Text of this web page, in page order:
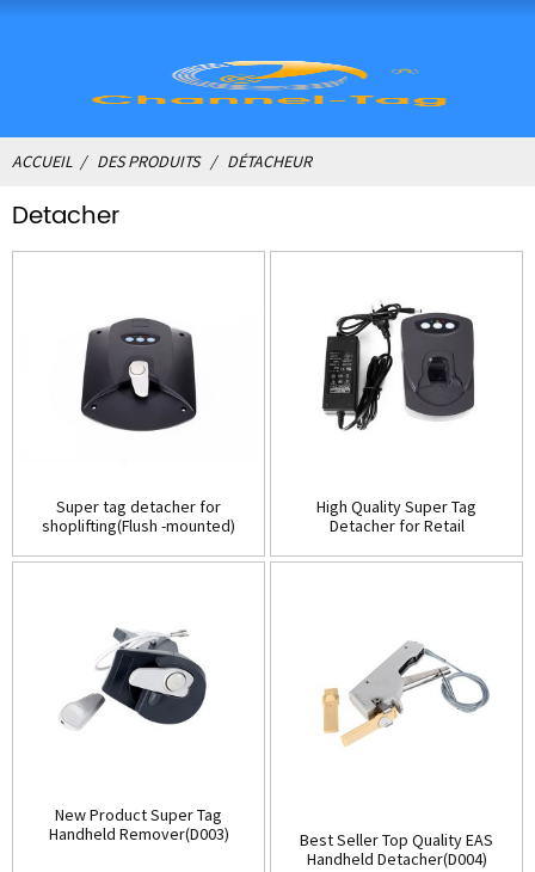
ACCUEIL DES PRODUITS DÉTACHEUR
Detacher
Super tag detacher for
shoplifting(Flush -mounted)
High Quality Super Tag
Detacher for Retail
New Product Super Tag
Handheld Remover(D003)
Best Seller Top Quality EAS
Handheld Detacher(D004)